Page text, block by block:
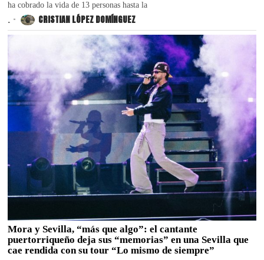
ha cobrado la vida de 13 personas hasta la
. CRISTIAN LÓPEZ DOMÍNGUEZ
Mora y Sevilla, “más que algo”: el cantante
puertorriqueño deja sus “memorias” en una Sevilla que
cae rendida con su tour “Lo mismo de siempre”